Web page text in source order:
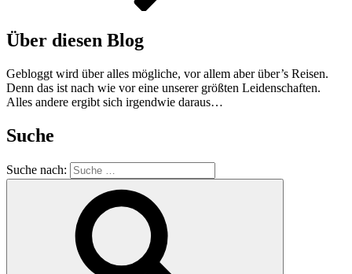
Über diesen Blog
Gebloggt wird über alles mögliche, vor allem aber über’s Reisen.
Denn das ist nach wie vor eine unserer größten Leidenschaften.
Alles andere ergibt sich irgendwie daraus…
Suche
Suche nach: